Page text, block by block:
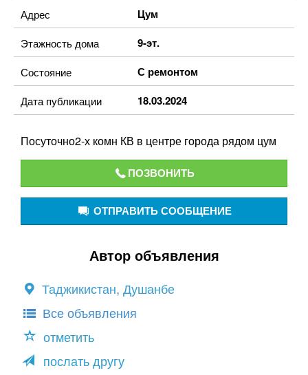
Адрес Цум
Этажность дома 9-эт.
Состояние С ремонтом
Дата публикации 18.03.2024
Посуточно2-х комн КВ в центре города рядом цум
ПОЗВОНИТЬ
ОТПРАВИТЬ СООБЩЕНИЕ
Автор объявления
Таджикистан, Душанбе
Все объявления
отметить
послать другу